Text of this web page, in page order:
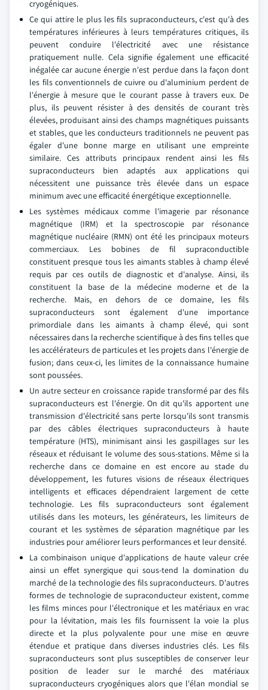
cryogéniques.
Ce qui attire le plus les fils supraconducteurs, c'est qu'à des
températures inférieures à leurs températures critiques, ils
peuvent conduire l'électricité avec une résistance
pratiquement nulle. Cela signifie également une efficacité
inégalée car aucune énergie n'est perdue dans la façon dont
les fils conventionnels de cuivre ou d'aluminium perdent de
l'énergie à mesure que le courant passe à travers eux. De
plus, ils peuvent résister à des densités de courant très
élevées, produisant ainsi des champs magnétiques puissants
et stables, que les conducteurs traditionnels ne peuvent pas
égaler d'une bonne marge en utilisant une empreinte
similaire. Ces attributs principaux rendent ainsi les fils
supraconducteurs bien adaptés aux applications qui
nécessitent une puissance très élevée dans un espace
minimum avec une efficacité énergétique exceptionnelle.
Les systèmes médicaux comme l'imagerie par résonance
magnétique (IRM) et la spectroscopie par résonance
magnétique nucléaire (RMN) ont été les principaux moteurs
commerciaux. Les bobines de fil supraconductible
constituent presque tous les aimants stables à champ élevé
requis par ces outils de diagnostic et d'analyse. Ainsi, ils
constituent la base de la médecine moderne et de la
recherche. Mais, en dehors de ce domaine, les fils
supraconducteurs sont également d'une importance
primordiale dans les aimants à champ élevé, qui sont
nécessaires dans la recherche scientifique à des fins telles que
les accélérateurs de particules et les projets dans l'énergie de
fusion; dans ceux-ci, les limites de la connaissance humaine
sont poussées.
Un autre secteur en croissance rapide transformé par des fils
supraconducteurs est l'énergie. On dit qu'ils apportent une
transmission d'électricité sans perte lorsqu'ils sont transmis
par des câbles électriques supraconducteurs à haute
température (HTS), minimisant ainsi les gaspillages sur les
réseaux et réduisant le volume des sous-stations. Même si la
recherche dans ce domaine en est encore au stade du
développement, les futures visions de réseaux électriques
intelligents et efficaces dépendraient largement de cette
technologie. Les fils supraconducteurs sont également
utilisés dans les moteurs, les générateurs, les limiteurs de
courant et les systèmes de séparation magnétique par les
industries pour améliorer leurs performances et leur densité.
La combinaison unique d'applications de haute valeur crée
ainsi un effet synergique qui sous-tend la domination du
marché de la technologie des fils supraconducteurs. D'autres
formes de technologie de supraconducteur existent, comme
les films minces pour l'électronique et les matériaux en vrac
pour la lévitation, mais les fils fournissent la voie la plus
directe et la plus polyvalente pour une mise en œuvre
étendue et pratique dans diverses industries clés. Les fils
supraconducteurs sont plus susceptibles de conserver leur
position de leader sur le marché des matériaux
supraconducteurs cryogéniques alors que l'élan mondial se